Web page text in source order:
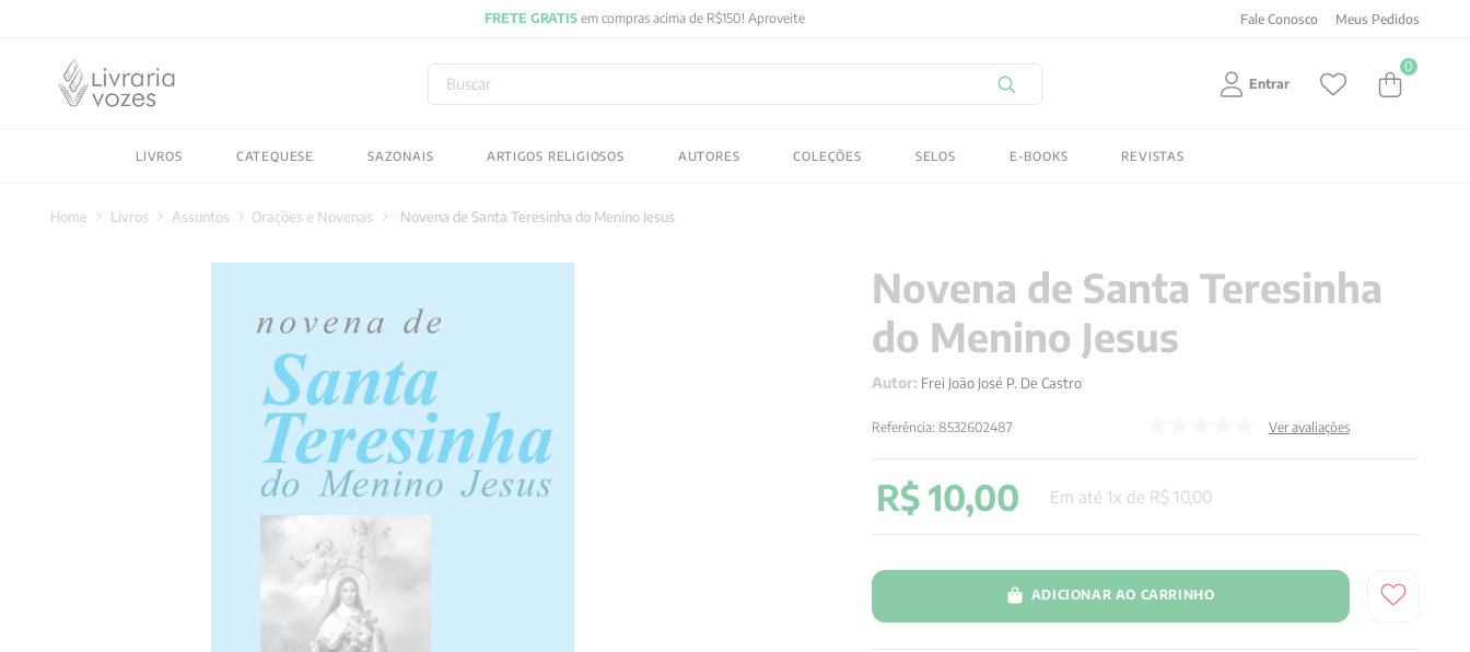
FRETE GRATIS em compras acima de R$150! Aproveite Fale Conosco Meus Pedidos
Buscar
Entrar
0
LIVROS CATEQUESE SAZONAIS ARTIGOS RELIGIOSOS AUTORES COLEÇÕES SELOS E-BOOKS REVISTAS
Livros Assuntos Orações e Novenas Novena de Santa Teresinha do Menino Jesus
Novena de Santa Teresinha
do Menino Jesus
Autor: Frei João José P. De Castro
Referência:8532602487 Ver avaliações
R$ 10,00 Em até1x de R$ 10,00
ADICIONAR AO CARRINHO
2027
5º byung chul han
7º biblia
8º anselm grun
9º santo agostinho